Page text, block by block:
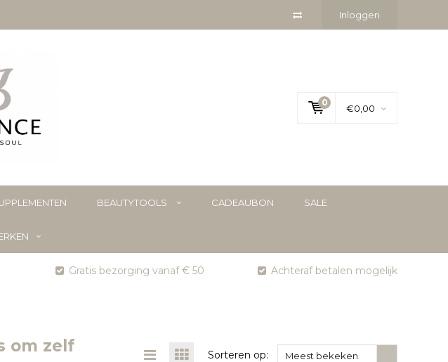
Inloggen
0
€0,00
BEAUTYTOOLS CADEAUBON SALE
Gratis bezorging vanaf € 50 Achteraf betalen mogelijk
om zelf
Sorteren op: Meest bekeken